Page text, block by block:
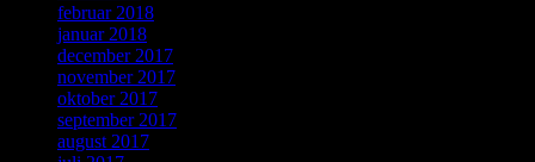
februar 2018
januar 2018
december 2017
november 2017
oktober 2017
september 2017
august 2017